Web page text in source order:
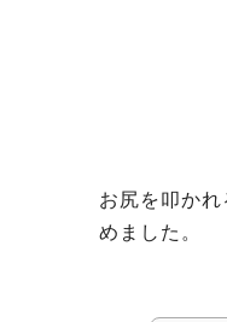
お尻を叩か
めました。